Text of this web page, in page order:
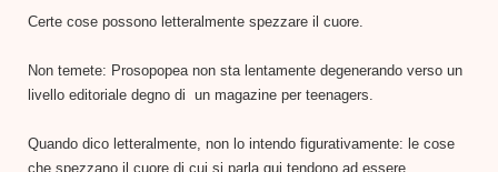
Certe cose possono letteralmente spezzare il cuore.
Non temete: Prosopopea non sta lentamente degenerando verso un
livello editoriale degno di un magazine per teenagers.
Quando dico letteralmente, non lo intendo figurativamente: le cose
che spezzano il cuore di cui si parla qui tendono ad essere